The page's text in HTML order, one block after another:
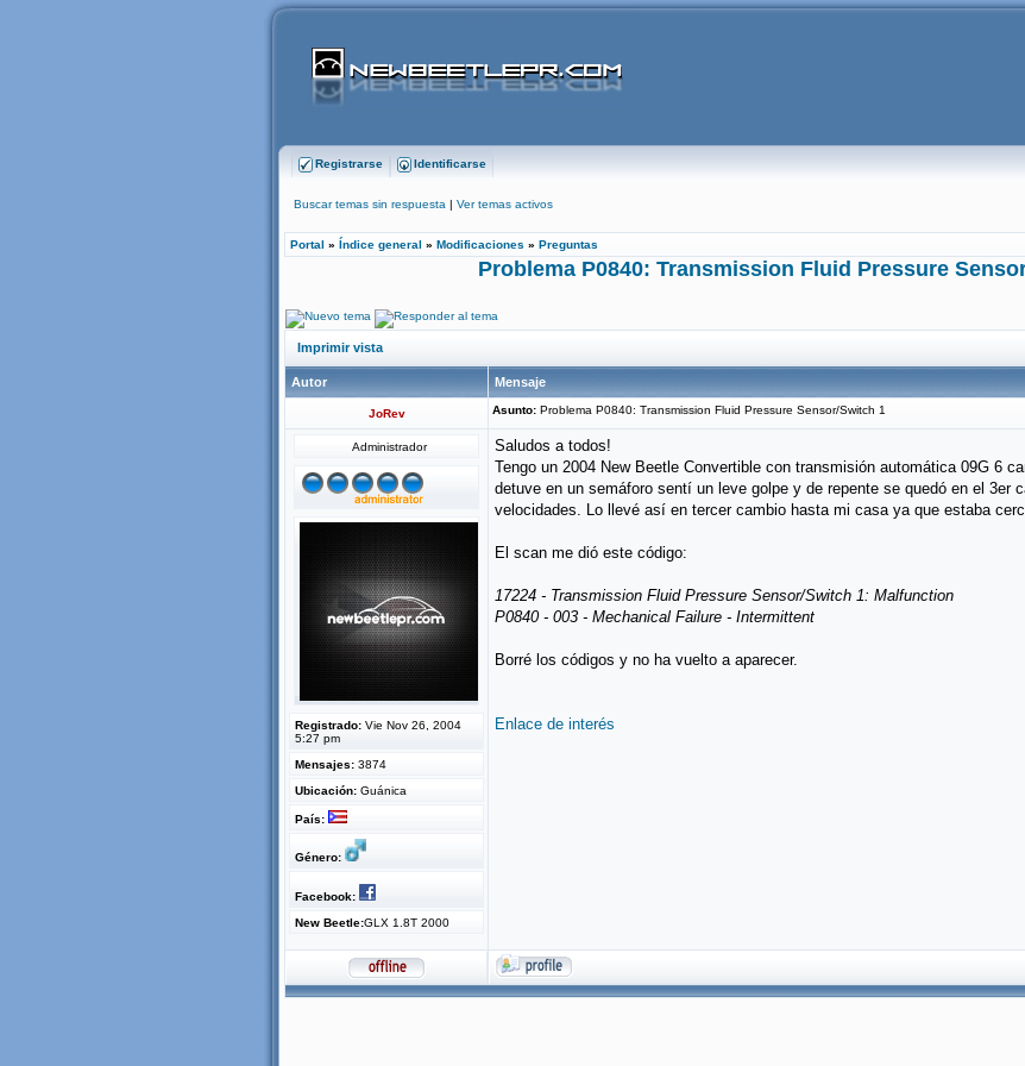
Registrarse Identificarse
Buscar temas sin respuesta | Ver temas activos
Portal » Índice general » Modificaciones » Preguntas
Problema P0840: Transmission Fluid Pressure
Imprimir vista
Autor Mensaje
JoRev Asunto: Problema P0840: Transmission Fluid Pressure Sensor/Switch 1
Administrador
Registrado: Vie Nov 26, 2004
5:27 pm
Mensajes: 3874
Ubicación: Guánica
País:
Género:
Facebook:
New Beetle:GLX 1.8T 2000
Saludos a todos!
Tengo un 2004 New Beetle Convertible con transmisión automática 09G 6
detuve en un semáforo sentí un leve golpe y de repente se quedó en el 3er
velocidades. Lo llevé así en tercer cambio hasta mi casa ya que estaba
El scan me dió este código:
17224 - Transmission Fluid Pressure Sensor/Switch 1: Malfunction
P0840 - 003 - Mechanical Failure - Intermittent
Borré los códigos y no ha vuelto a aparecer.
Enlace de interés